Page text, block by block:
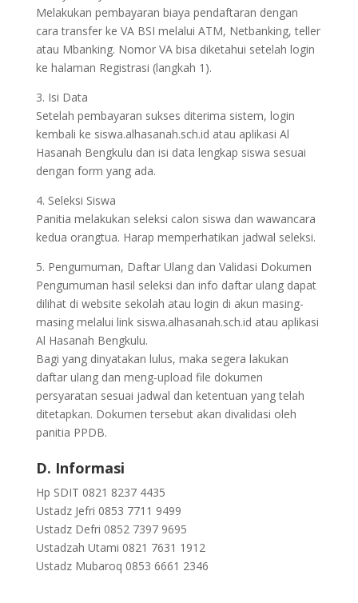
Melakukan pembayaran biaya pendaftaran dengan
cara transfer ke VA BSI melalui ATM, Netbanking, teller
atau Mbanking. Nomor VA bisa diketahui setelah login
ke halaman Registrasi (langkah 1).
3. Isi Data
Setelah pembayaran sukses diterima sistem, login
kembali ke siswa.alhasanah.sch.id atau aplikasi Al
Hasanah Bengkulu dan isi data lengkap siswa sesuai
dengan form yang ada.
4. Seleksi Siswa
Panitia melakukan seleksi calon siswa dan wawancara
kedua orangtua. Harap memperhatikan jadwal seleksi.
5. Pengumuman, Daftar Ulang dan Validasi Dokumen
Pengumuman hasil seleksi dan info daftar ulang dapat
dilihat di website sekolah atau login di akun masing-
masing melalui link siswa.alhasanah.sch.id atau aplikasi
Al Hasanah Bengkulu.
Bagi yang dinyatakan lulus, maka segera lakukan
daftar ulang dan meng-upload file dokumen
persyaratan sesuai jadwal dan ketentuan yang telah
ditetapkan. Dokumen tersebut akan divalidasi oleh
panitia PPDB.
D. Informasi
Hp SDIT 0821 8237 4435
Ustadz Jefri 0853 7711 9499
Ustadz Defri 0852 7397 9695
Ustadzah Utami 0821 7631 1912
Ustadz Mubaroq 0853 6661 2346